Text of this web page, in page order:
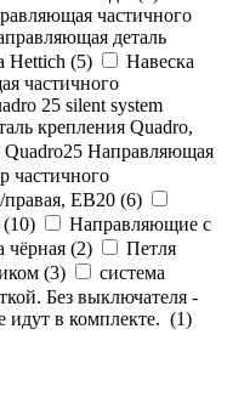
частичного
деталь
Hettich (5)
Навеска
частичного
25 silent system
крепления Quadro,
Направляющая
частичного
ЕВ20 (6)
(10)
Направляющие с
чёрная (2)
Петля
(3)
система
Без выключателя -
идут в комплекте. (1)